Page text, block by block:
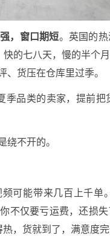
，窗口期短。英国的
快的七八天，慢的半个
、货压在仓库里过季。
季品类的卖家，提前
绕不开的。
可能带来几百上千单
不仅要亏运费，还损
，货就到了，满意度完